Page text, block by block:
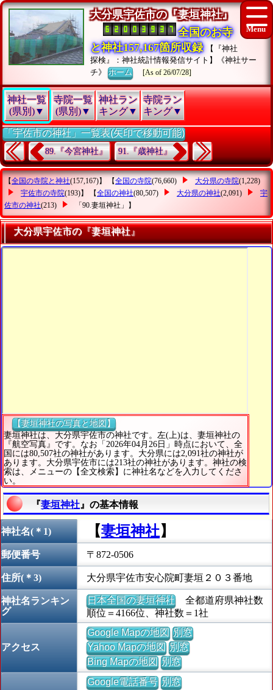
大分県宇佐市の『妻垣神社』
全国のお寺
と神社157,167箇所収録
【『神社
探検』：神社統計情報発信サイト】《神社サー
チ》ホーム [As of 26/07/28]
神社一覧
(県別)▼
寺院一覧
(県別)▼
神社ラン
キング▼
寺院ラン
キング▼
「宇佐市の神社」一覧表(矢印で移動可能)
89.『今宮神社』 91.『歳神社』
【全国の寺院と神社(157,167)】 【全国の寺院(76,660) 大分県の寺院(1,228)
宇佐市の寺院(193)】 【全国の神社(80,507) 大分県の神社(2,091)
宇
佐市の神社(213) 「90.妻垣神社」 】
大分県宇佐市の『妻垣神社』
【妻垣神社の写真と地図】
妻垣神社は、大分県宇佐市の神社です。左(上)は、妻垣神社の
『航空写真』です。なお「2026年04月26日」時点において、全
国には80,507社の神社があります。大分県には2,091社の神社が
あります。大分県宇佐市には213社の神社があります。神社の検
索は、メニューの【全文検索】に神社名などを入力してくださ
い。
『妻垣神社 』の基本情報
神社名(＊1) 【妻垣神社】
郵便番号 〒872-0506
住所(＊3) 大分県宇佐市安心院町妻垣２０３番地
神社名ランキン
グ
日本全国の妻垣神社全都道府県神社数
順位＝4166位、神社数＝1社
アクセス
Google Mapの地図 別窓
Yahoo Mapの地図 別窓
Bing Mapの地図 別窓
Google電話番号 別窓